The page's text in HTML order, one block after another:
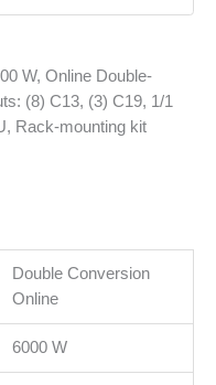
W, Online Double-
(8) C13, (3) C19, 1/1
Rack-mounting kit
Double Conversion
Online
6000 W